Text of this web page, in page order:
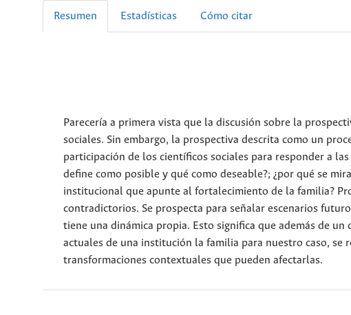
Resumen Estadísticas Cómo citar
Parecería a primera vista que la discusión sobre la
sociales. Sin embargo, la prospectiva descrita como un
participación de los científicos sociales para responder a
define como posible y qué como deseable?; ¿por qué se
institucional que apunte al fortalecimiento de la familia?
contradictorios. Se prospecta para señalar escenarios
tiene una dinámica propia. Esto significa que además de
actuales de una institución la familia para nuestro caso, se
transformaciones contextuales que pueden afectarlas.